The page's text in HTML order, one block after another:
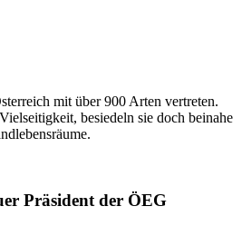
mit über 900 Arten vertreten.
besiedeln sie doch beinahe
Präsident der ÖEG